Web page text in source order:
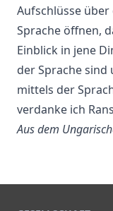
Aufschlüsse
Sprache öffnen,
Einblick in jene
der Sprache sind
mittels der
verdanke ich
Aus dem